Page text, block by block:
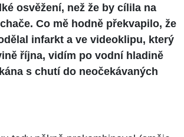
osvěžení, než že by cílila na
Co mě hodně překvapilo, že
infarkt a ve videoklipu, který
října, vidím po vodní hladině
s chutí do neočekávaných